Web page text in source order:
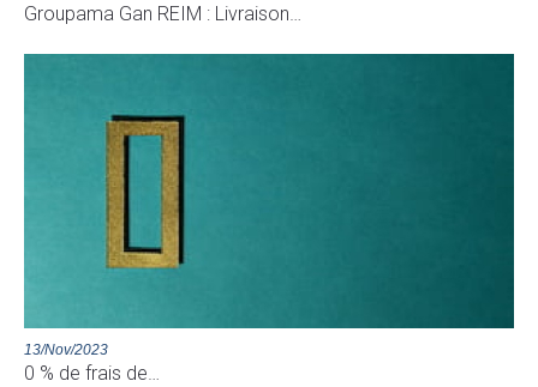
Groupama Gan REIM : Livraison…
13/Nov/2023
0 % de frais de…